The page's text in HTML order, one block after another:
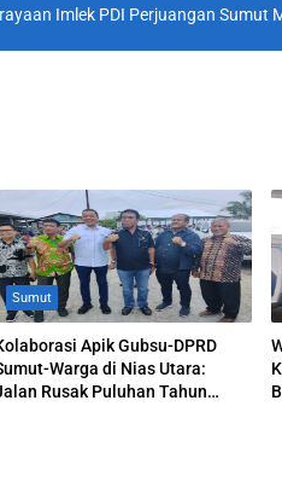
Imlek PDI Perjuangan Sumut
Sumut
Apik Gubsu-DPRD
Warga di Nias Utara:
Rusak Puluhan Tahun